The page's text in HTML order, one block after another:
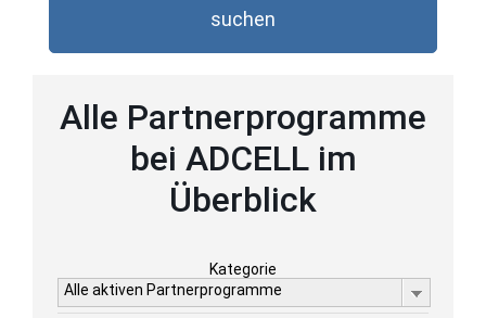
suchen
Alle Partnerprogramme
bei ADCELL im
Überblick
Kategorie
Alle aktiven Partnerprogramme